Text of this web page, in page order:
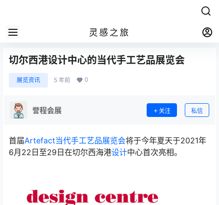
灵感之旅
切尔西港设计中心的当代手工艺品展览会
展览资讯 5 年前 0
誉程会展 关注 私信
首届Artefact当代手工艺品展览会将于今年夏天于2021年
6月22日至29日在切尔西海港设计中心首次亮相。